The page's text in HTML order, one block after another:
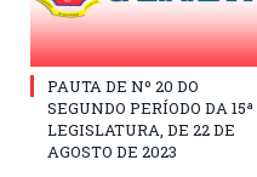
PAUTA DE Nº 20 DO
SEGUNDO PERÍODO DA 15ª
LEGISLATURA, DE 22 DE
AGOSTO DE 2023